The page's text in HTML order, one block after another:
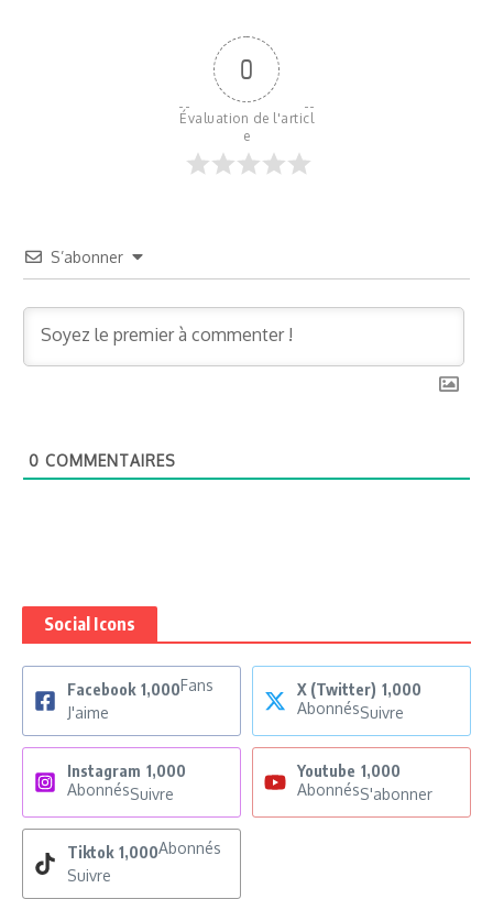
0
Évaluation de l'articl
e
S’abonner
0 COMMENTAIRES
Social Icons
Facebook 1,000Fans
J'aime
X (Twitter) 1,000
AbonnésSuivre
Instagram 1,000
AbonnésSuivre
Youtube 1,000
AbonnésS'abonner
Tiktok 1,000Abonnés
Suivre